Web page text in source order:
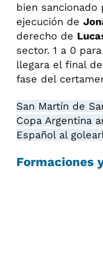
bien sancionado
ejecución de
derecho de
sector. 1 a 0 para
llegara el final
fase del
San Martín de
Copa Argentina
Español al
Formaciones